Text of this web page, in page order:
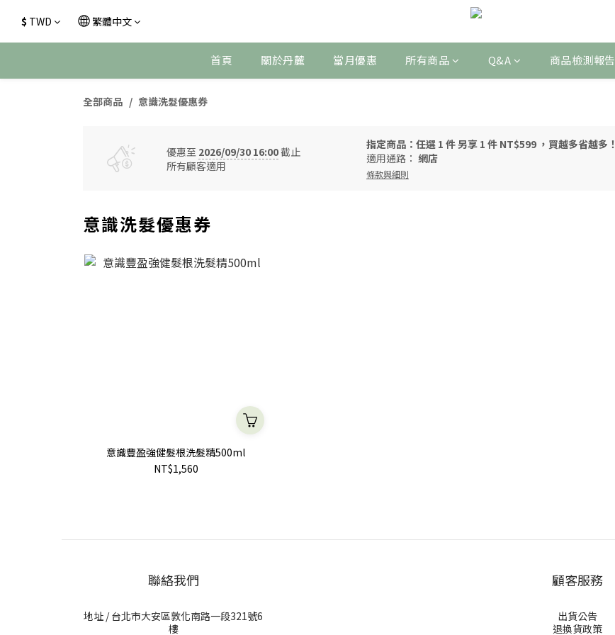
$ TWD 繁體中文
首頁 關於丹麓 當月優惠 所有商品 Q&A 商品檢測報告
全部商品 意識洗髮優惠券
優惠至 2026/09/30 16:00截止
所有顧客適用
指定商品：任選 1 件 另享 1 件 NT$599 ，買越多省越多！
適用通路： 網店
條款與細則
意識洗髮優惠券
意識豐盈強健髮根洗髮精500ml
NT$1,560
聯絡我們
地址 / 台北市大安區敦化南路一段321號6
樓
顧客服務
出貨公告
退換貨政策